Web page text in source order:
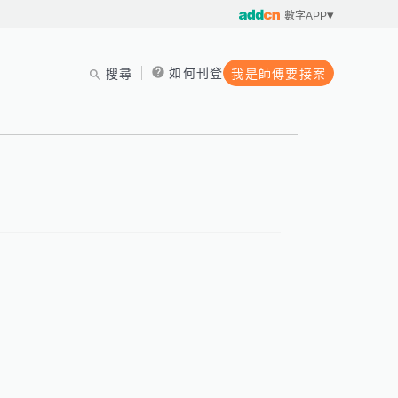
數字APP
搜尋 如何刊登 我是師傅要接案